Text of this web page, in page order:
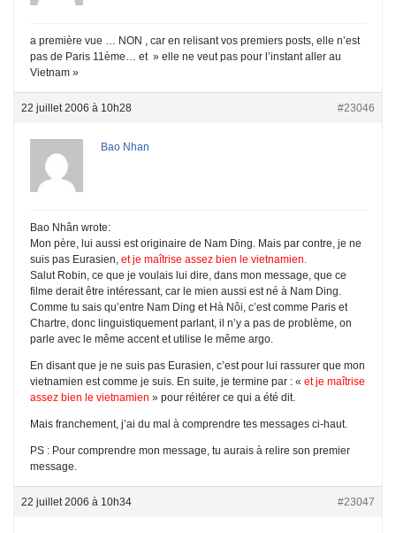
a première vue … NON , car en relisant vos premiers posts, elle n’est
pas de Paris 11ème… et » elle ne veut pas pour l’instant aller au
Vietnam »
22 juillet 2006 à 10h28 #23046
Bao Nhan
Bao Nhân wrote:
Mon père, lui aussi est originaire de Nam Ding. Mais par contre, je ne
suis pas Eurasien, et je maîtrise assez bien le vietnamien.
Salut Robin, ce que je voulais lui dire, dans mon message, que ce
filme derait être intéressant, car le mien aussi est né à Nam Ding.
Comme tu sais qu’entre Nam Ding et Hà Nôi, c’est comme Paris et
Chartre, donc linguistiquement parlant, il n’y a pas de problème, on
parle avec le même accent et utilise le même argo.
En disant que je ne suis pas Eurasien, c’est pour lui rassurer que mon
vietnamien est comme je suis. En suite, je termine par : « et je maîtrise
assez bien le vietnamien » pour réitérer ce qui a été dit.
Mais franchement, j’ai du mal à comprendre tes messages ci-haut.
PS : Pour comprendre mon message, tu aurais à relire son premier
message.
22 juillet 2006 à 10h34 #23047